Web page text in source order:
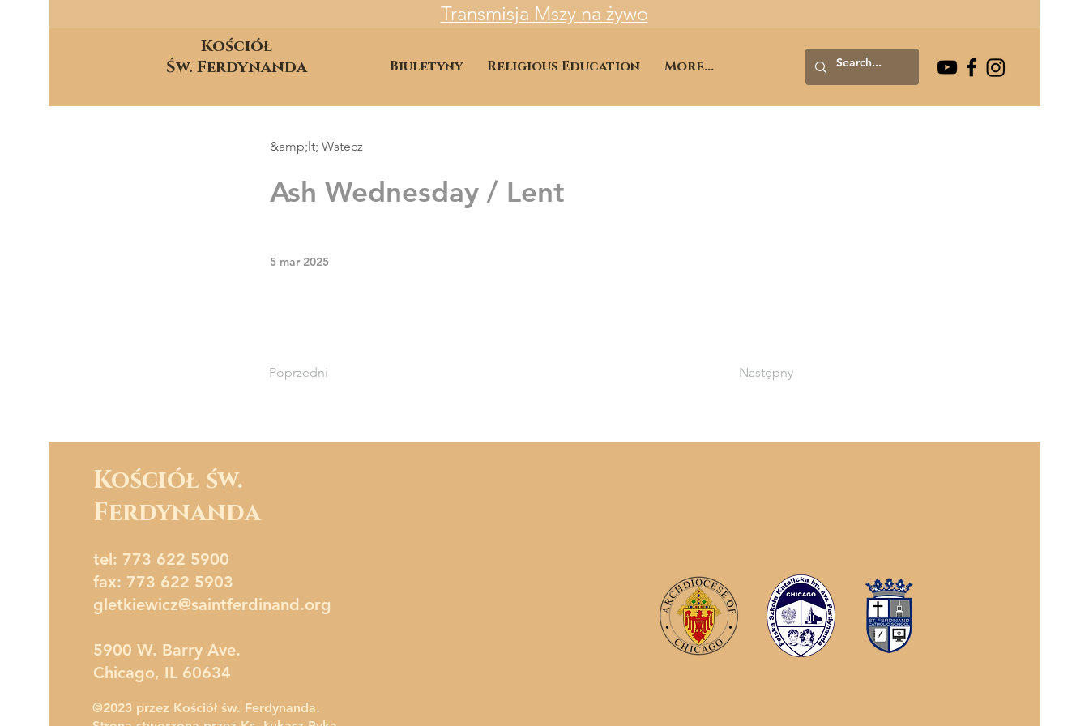
Transmisja Mszy na żywo
Kościół
Św. Ferdynanda
Biuletyny Religious Education More...
&amp;lt; Wstecz
Ash Wednesday / Lent
5 mar 2025
Poprzedni Następny
Kościół św.
Ferdynanda
tel: 773 622 5900
fax: 773 622 5903
gletkiewicz@saintferdinand.org
5900 W. Barry Ave.
Chicago, IL 60634
©2023 przez Kościół św. Ferdynanda.